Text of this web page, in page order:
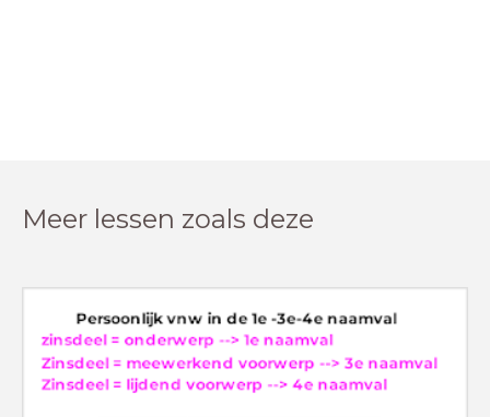
Meer lessen zoals deze